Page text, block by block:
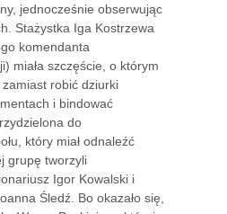
jednocześnie obserwując
Stażystka Iga Kostrzewa
komendanta
miała szczęście, o którym
zamiast robić dziurki
i bindować
do
który miał odnaleźć
grupę tworzyli
Igor Kowalski i
Śledź. Bo okazało się,